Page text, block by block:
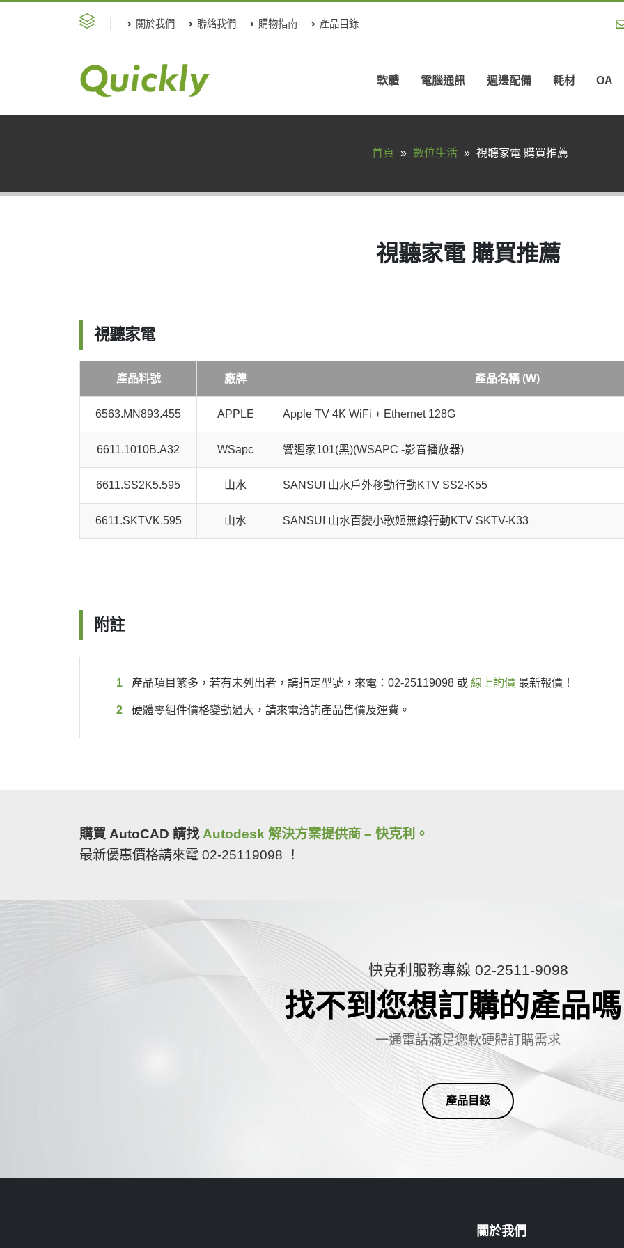
關於我們 聯絡我們 購物指南 產品目錄
軟體 電腦通訊 週邊配備 耗材 OA
首頁 » 數位生活 » 視聽家電 購買推薦
視聽家電 購買推薦
視聽家電
產品料號 廠牌 產品名稱 (W)
6563.MN893.455 APPLE Apple TV 4K WiFi + Ethernet 128G
6611.1010B.A32 WSapc 響迴家101(黑)(WSAPC -影音播放器)
6611.SS2K5.595 山水 SANSUI 山水戶外移動行動KTV SS2-K55
6611.SKTVK.595 山水 SANSUI 山水百變小歌姬無線行動KTV SKTV-K33
附註
產品項目繁多，若有未列出者，請指定型號，來電：02-25119098 或 線上詢價 最新報價！
硬體零組件價格變動過大，請來電洽詢產品售價及運費。
購買 AutoCAD 請找 Autodesk 解決方案提供商 – 快克利。
最新優惠價格請來電 02-25119098 ！
快克利服務專線 02-2511-9098
找不到您想訂購的產品
一通電話滿足您軟硬體訂購需求
產品目錄
關於我們